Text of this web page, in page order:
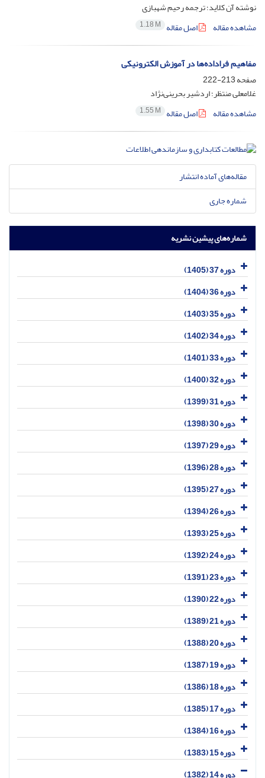
نوشته آن کلاید؛ ترجمه رحیم شهبازی
مشاهده مقاله
اصل مقاله 1.18 M
مفاهیم فراداده‌ها در آموزش الکترونیکی
صفحه213-222
غلامعلی منتظر؛ اردشیر بحرینی‌نژاد
مشاهده مقاله
اصل مقاله 1.55 M
مقاله‌های آماده انتشار
شماره جاری
شماره‌های پیشین نشریه
دوره 37 (1405)
دوره 36 (1404)
دوره 35 (1403)
دوره 34 (1402)
دوره 33 (1401)
دوره 32 (1400)
دوره 31 (1399)
دوره 30 (1398)
دوره 29 (1397)
دوره 28 (1396)
دوره 27 (1395)
دوره 26 (1394)
دوره 25 (1393)
دوره 24 (1392)
دوره 23 (1391)
دوره 22 (1390)
دوره 21 (1389)
دوره 20 (1388)
دوره 19 (1387)
دوره 18 (1386)
دوره 17 (1385)
دوره 16 (1384)
دوره 15 (1383)
دوره 14 (1382)